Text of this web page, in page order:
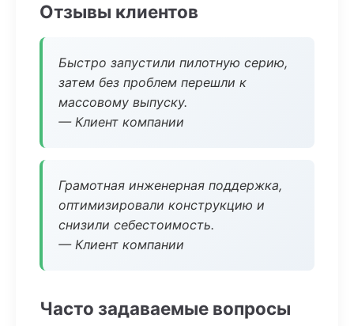
Отзывы клиентов
Быстро запустили пилотную серию,
затем без проблем перешли к
массовому выпуску.
— Клиент компании
Грамотная инженерная поддержка,
оптимизировали конструкцию и
снизили себестоимость.
— Клиент компании
Часто задаваемые вопросы